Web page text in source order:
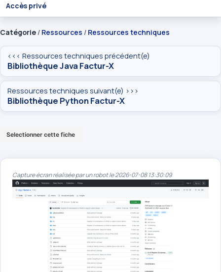
Accès privé
Catégorie / Ressources / Ressources techniques
<<< Ressources techniques précédent(e)
Bibliothèque Java Factur-X
Ressources techniques suivant(e) >>>
Bibliothèque Python Factur-X
Selectionner cette fiche
Capture écran réalisée par un robot le 2026-07-08 13:30:09